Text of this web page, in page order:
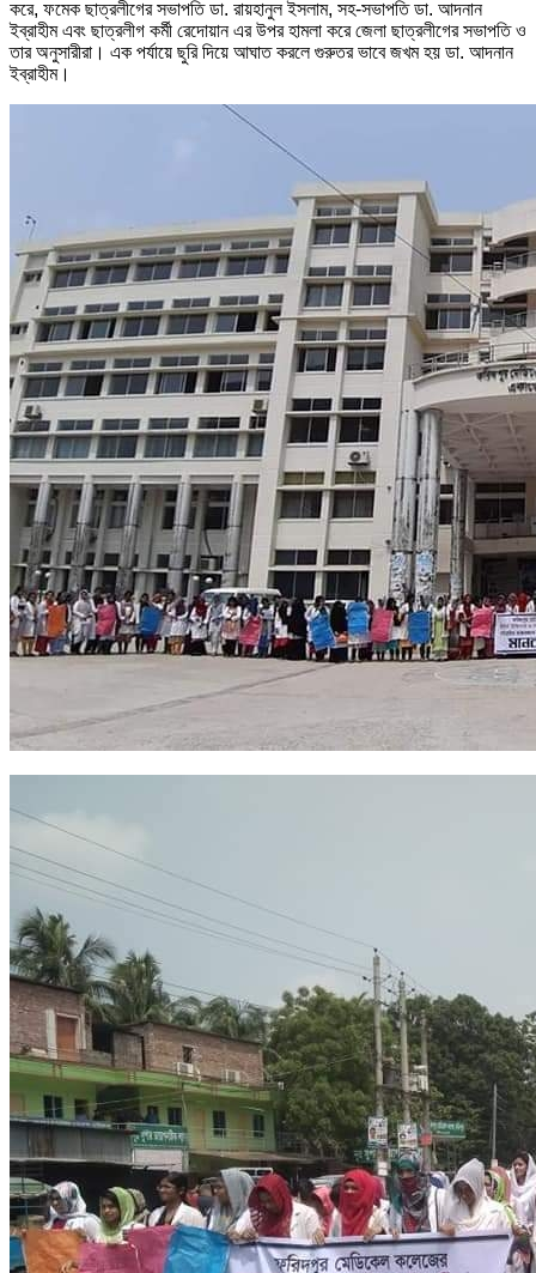
করে, ফমেক ছাত্রলীগের সভাপতি ডা. রায়হানুল ইসলাম, সহ-সভাপতি ডা. আদনান
ইব্রাহীম এবং ছাত্রলীগ কর্মী রেদোয়ান এর উপর হামলা করে জেলা ছাত্রলীগের সভাপতি ও
তার অনুসারীরা। এক পর্যায়ে ছুরি দিয়ে আঘাত করলে গুরুতর ভাবে জখম হয় ডা. আদনান
ইব্রাহীম।